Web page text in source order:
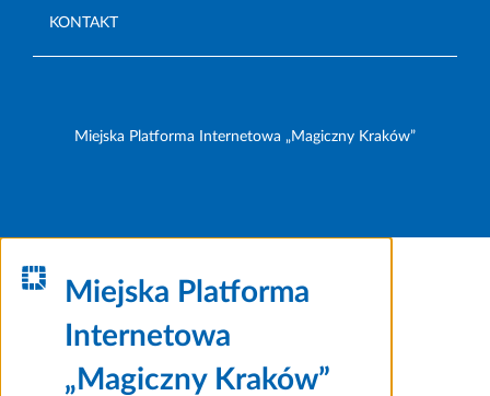
KONTAKT
Miejska Platforma Internetowa „Magiczny Kraków”
Miejska Platforma
Internetowa
„Magiczny Kraków”